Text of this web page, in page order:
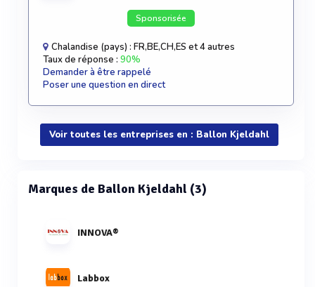
Sponsorisée
Chalandise (pays) : FR,BE,CH,ES et 4 autres
Taux de réponse : 90%
Demander à être rappelé
Poser une question en direct
Voir toutes les entreprises en : Ballon Kjeldahl
Marques de Ballon Kjeldahl (3)
INNOVA®
Labbox